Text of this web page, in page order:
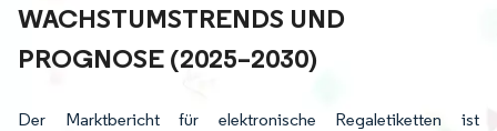
ACHSTUMSTRENDS UND P
ROGNOSE (2025–2030)
Der Marktbericht für elektronische Regaletiketten ist